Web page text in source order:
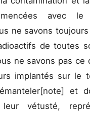
avec le
ne savons
de toutes
ne savons pas ce
implantés sur le
et
vétusté,